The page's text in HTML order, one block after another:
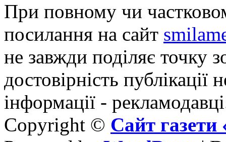
При повному чи
посилання на сайт
не завжди поділяє точку
достовірність публікації
інформації -
Copyright © Сайт